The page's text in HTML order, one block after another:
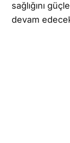
sağlığını
devam